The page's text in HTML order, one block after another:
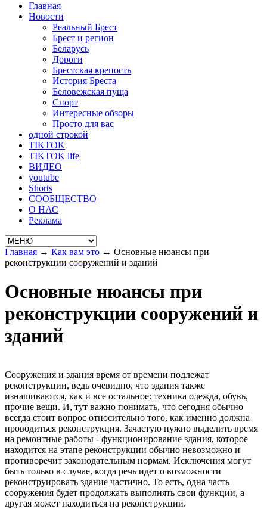
Главная
Новости
Реальный Брест
Брест и регион
Беларусь
Дороги
Брестская крепость
История Бреста
Беловежская пуща
Спорт
Интересные обзоры
Просто для вас
одной строкой
TIKTOK
TIKTOK life
ВИДЕО
youtube
Shorts
СООБЩЕСТВО
О НАС
Реклама
Главная → Как вам это → Основные нюансы при
реконструкции сооружений и зданий
Основные нюансы при
реконструкции сооружений и
зданий
Сооружения и здания время от времени подлежат
реконструкции, ведь очевидно, что здания также
изнашиваются, как и все остальное: техника одежда, обувь,
прочие вещи. И, тут важно понимать, что сегодня обычно
всегда стоит вопрос относительно того, как именно должна
проводиться реконструкция. Зачастую нужно выделить время
на ремонтные работы - функционирование здания, которое
находится на этапе реконструкции обычно невозможно и
противоречит законодательным нормам. Исключения могут
быть только в случае, когда речь идет о возможности
реконструировать здание частично. То есть, одна часть
сооружения будет продолжать выполнять свои функции, а
другая может находиться на реконструкции.